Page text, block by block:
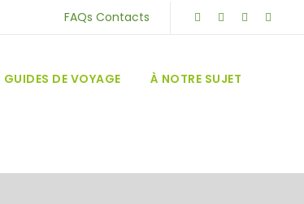
FAQs Contacts
GUIDES DE VOYAGE À NOTRE SUJET